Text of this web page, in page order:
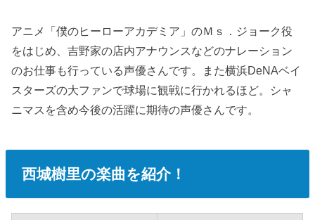
アニメ「僕のヒーローアカデミア 」のＭｓ．ジョーク役
をはじめ、吉野家の店内アナウンスなどのナレーション
のお仕事も行っている声優さんです。また横浜DeNAベイ
スターズの大ファンで球場に観戦に行かれるほど。 シャ
ニマスを含め今後の活躍に期待の声優さんです。
西城樹里の楽曲を紹介！